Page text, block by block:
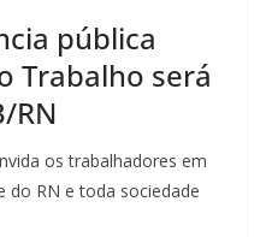
pública
Trabalho será
RN
os trabalhadores em
do RN e toda sociedade